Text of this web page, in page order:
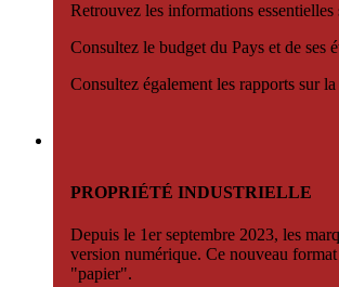
Retrouvez les informations
Consultez le budget du Pays et de ses
Consultez également les rapports sur
PROPRIÉTÉ INDUSTRIELLE
Depuis le 1er septembre 2023, les
version numérique. Ce nouveau
"papier".